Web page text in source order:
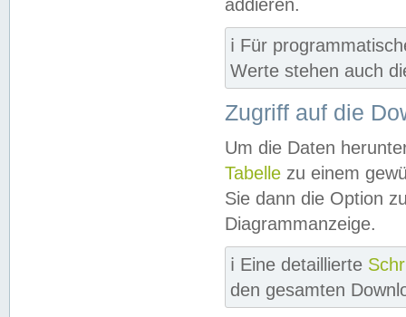
addieren.
ℹ️ Für
Werte stehen auch
Zugriff auf die
Um die Daten
Tabelle zu einem
Sie dann die Option
Diagrammanzeige.
ℹ️ Eine detaillierte
den gesamten